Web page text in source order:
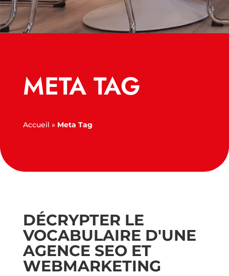
META TAG
Accueil » Meta Tag
DÉCRYPTER LE
VOCABULAIRE D'UNE
AGENCE SEO ET
WEBMARKETING